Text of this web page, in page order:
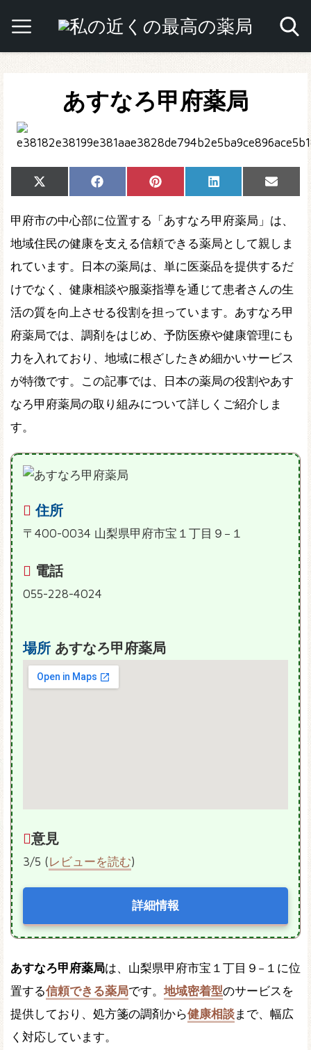
あすなろ甲府薬局
Share
on
X
(Twitter)
Share
on
Facebook Share
on
Pinterest Share
on
LinkedIn
Share
on
Email
甲府市の中心部に位置する「あすなろ甲府薬局」は、
地域住民の健康を支える信頼できる薬局として親しま
れています。日本の薬局は、単に医薬品を提供するだ
けでなく、健康相談や服薬指導を通じて患者さんの生
活の質を向上させる役割を担っています。あすなろ甲
府薬局では、調剤をはじめ、予防医療や健康管理にも
力を入れており、地域に根ざしたきめ細かいサービス
が特徴です。この記事では、日本の薬局の役割やあす
なろ甲府薬局の取り組みについて詳しくご紹介しま
す。
住所
〒400-0034 山梨県甲府市宝１丁目９−１
電話
055-228-4024
場所 あすなろ甲府薬局
意見
3/5 (レビューを読む)
詳細情報
あすなろ甲府薬局は、山梨県甲府市宝１丁目９−１に位
置する信頼できる薬局です。 地域密着型のサービスを
提供しており、処方箋の調剤から健康相談まで、幅広
く対応しています。